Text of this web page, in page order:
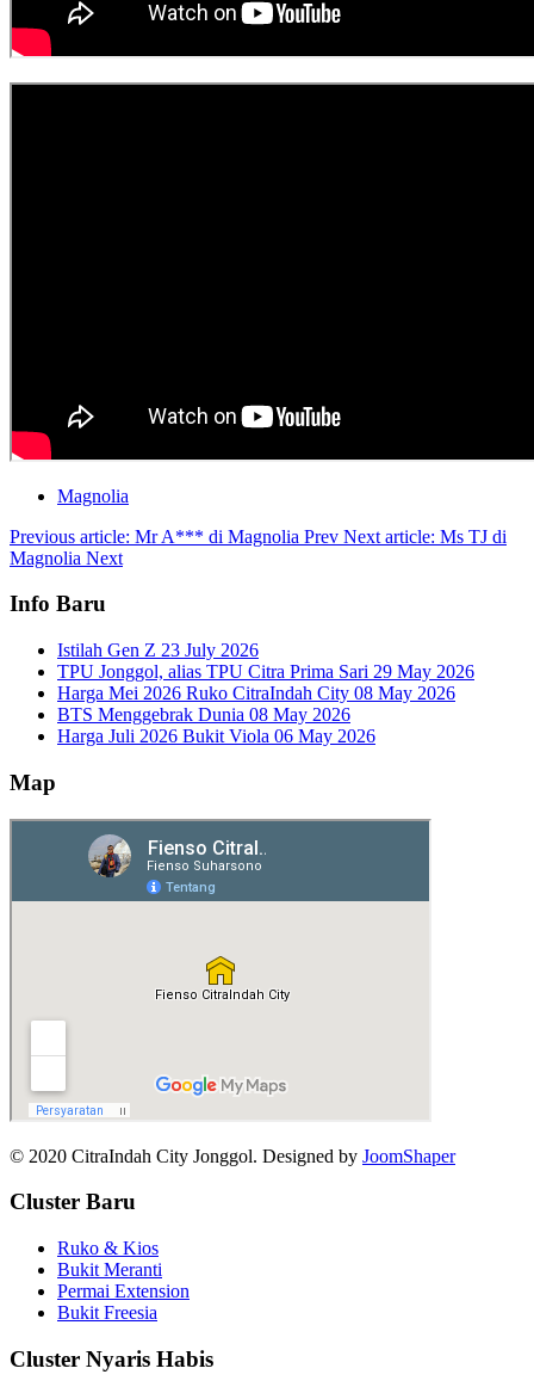
Magnolia
Previous article: Mr A*** di Magnolia Prev Next article: Ms TJ di
Magnolia Next
Info Baru
Istilah Gen Z 23 July 2026
TPU Jonggol, alias TPU Citra Prima Sari 29 May 2026
Harga Mei 2026 Ruko CitraIndah City 08 May 2026
BTS Menggebrak Dunia 08 May 2026
Harga Juli 2026 Bukit Viola 06 May 2026
Map
© 2020 CitraIndah City Jonggol. Designed by JoomShaper
Cluster Baru
Ruko & Kios
Bukit Meranti
Permai Extension
Bukit Freesia
Cluster Nyaris Habis